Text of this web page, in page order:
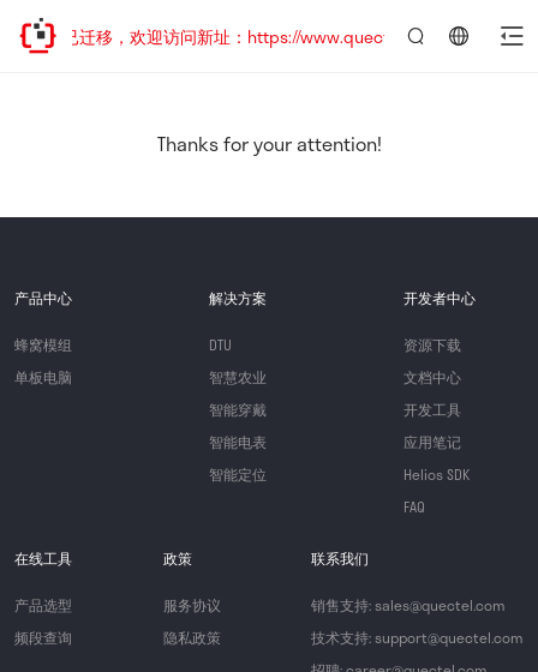
站地址已迁移，欢迎访问新址：https://www.quectel.com.cn
Thanks for your attention!
产品中心
蜂窝模组
单板电脑
解决方案
DTU
智慧农业
智能穿戴
智能电表
智能定位
开发者中心
资源下载
文档中心
开发工具
应用笔记
Helios SDK
FAQ
在线工具
产品选型
频段查询
政策
服务协议
隐私政策
联系我们
销售支持: sales@quectel.com
技术支持: support@quectel.com